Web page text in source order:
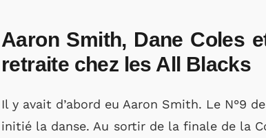
Aaron Smith, Dane Coles
retraite chez les All Blacks
Il y avait d’abord eu Aaron Smith. Le N°9
initié la danse. Au sortir de la finale de la